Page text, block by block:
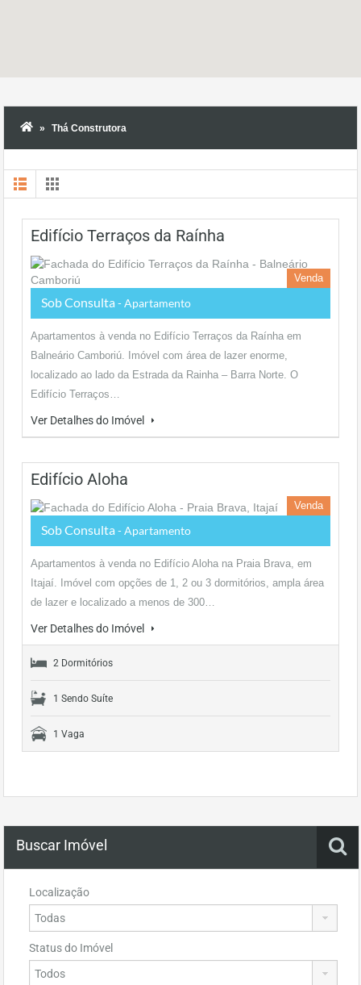
Thá Construtora
Edifício Terraços da Raínha
Venda
Sob Consulta - Apartamento
Apartamentos à venda no Edifício Terraços da Raínha em
Balneário Camboriú. Imóvel com área de lazer enorme,
localizado ao lado da Estrada da Rainha – Barra Norte. O
Edifício Terraços…
Ver Detalhes do Imóvel
Edifício Aloha
Venda
Sob Consulta - Apartamento
Apartamentos à venda no Edifício Aloha na Praia Brava, em
Itajaí. Imóvel com opções de 1, 2 ou 3 dormitórios, ampla área
de lazer e localizado a menos de 300…
Ver Detalhes do Imóvel
2 Dormitórios
1 Sendo Suíte
1 Vaga
Buscar Imóvel
Localização
Status do Imóvel